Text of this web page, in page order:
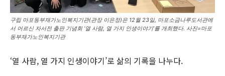
구립 마포동부재가노인복지기관(관장 이은정)은 12월 23일, 마포소금나루도서관에
서 어르신 자서전 출판 기념회 ‘열 사람, 열 가지 인생이야기’를 개최했다. 사진=마포
동부재가노인복지기관
‘열 사람, 열 가지 인생이야기’로 삶의 기록을 나누다.